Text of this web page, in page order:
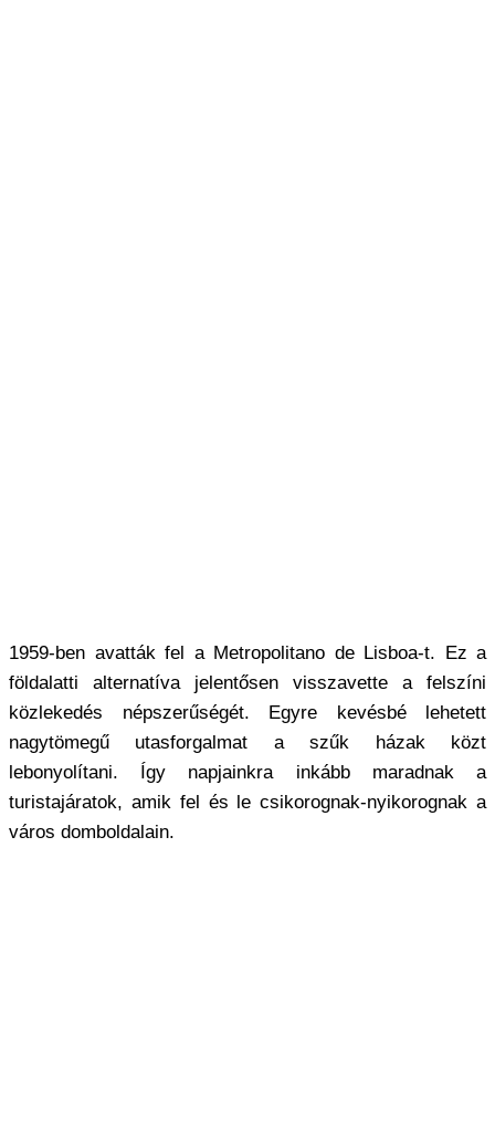
1959-ben avatták fel a Metropolitano de Lisboa-t. Ez a
földalatti alternatíva jelentősen visszavette a felszíni
közlekedés népszerűségét. Egyre kevésbé lehetett
nagytömegű utasforgalmat a szűk házak közt
lebonyolítani. Így napjainkra inkább maradnak a
turistajáratok, amik fel és le csikorognak-nyikorognak a
város domboldalain.